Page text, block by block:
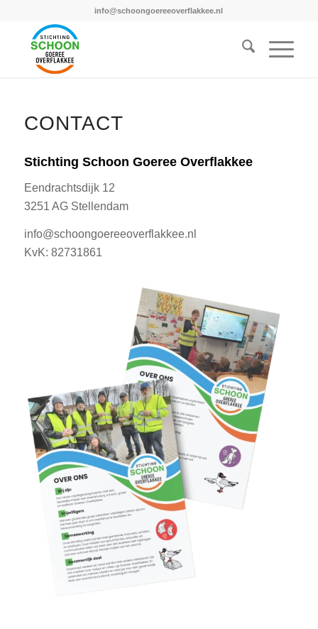
info@schoongoereeoverflakkee.nl
CONTACT
Stichting Schoon Goeree Overflakkee
Eendrachtsdijk 12
3251 AG Stellendam
info@schoongoereeoverflakkee.nl
KvK: 82731861